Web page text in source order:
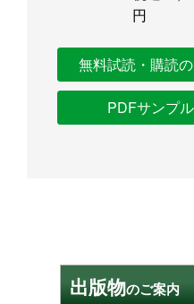
円
無料試読・購読
PDFサンプ
出版物のご案内